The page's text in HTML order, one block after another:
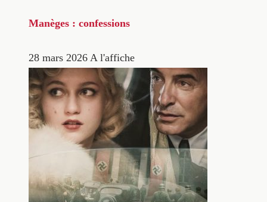
Manèges : confessions
28 mars 2026 A l'affiche